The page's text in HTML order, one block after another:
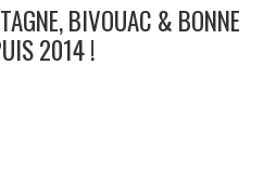
BIVOUAC & BONNE
2014 !